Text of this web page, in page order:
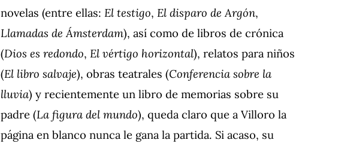
novelas (entre ellas: El testigo, El disparo de Argón,
Llamadas de Ámsterdam), así como de libros de crónica
(Dios es redondo, El vértigo horizontal), relatos para niños
(El libro salvaje), obras teatrales (Conferencia sobre la
lluvia) y recientemente un libro de memorias sobre su
padre (La figura del mundo), queda claro que a Villoro la
página en blanco nunca le gana la partida. Si acaso, su